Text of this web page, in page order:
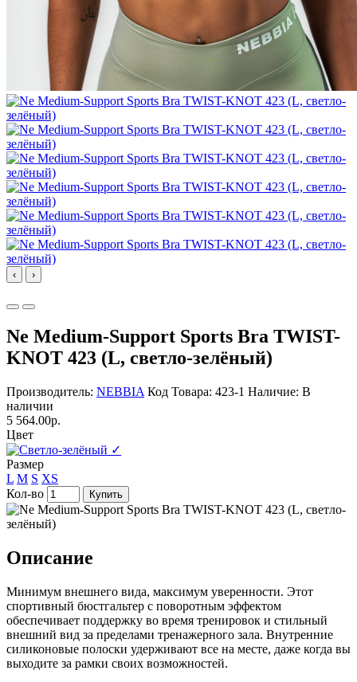
‹ ›
Ne Medium-Support Sports Bra TWIST-
KNOT 423 (L, светло-зелёный)
Производитель: NEBBIA Код Товара: 423-1 Наличие: В
наличии
5 564.00р.
Цвет
✓
Размер
L M S XS
Кол-во
Купить
Описание
Минимум внешнего вида, максимум уверенности. Этот
спортивный бюстгальтер с поворотным эффектом
обеспечивает поддержку во время тренировок и стильный
внешний вид за пределами тренажерного зала. Внутренние
силиконовые полоски удерживают все на месте, даже когда вы
выходите за рамки своих возможностей.